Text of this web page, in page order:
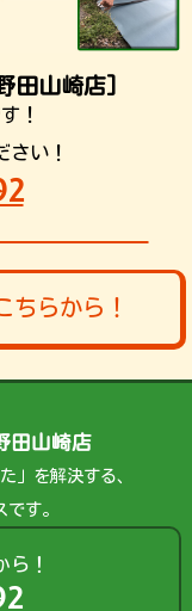
田山崎店]
！
さい！
ちらから！
田山崎店
」を解決する、
す。
ら！